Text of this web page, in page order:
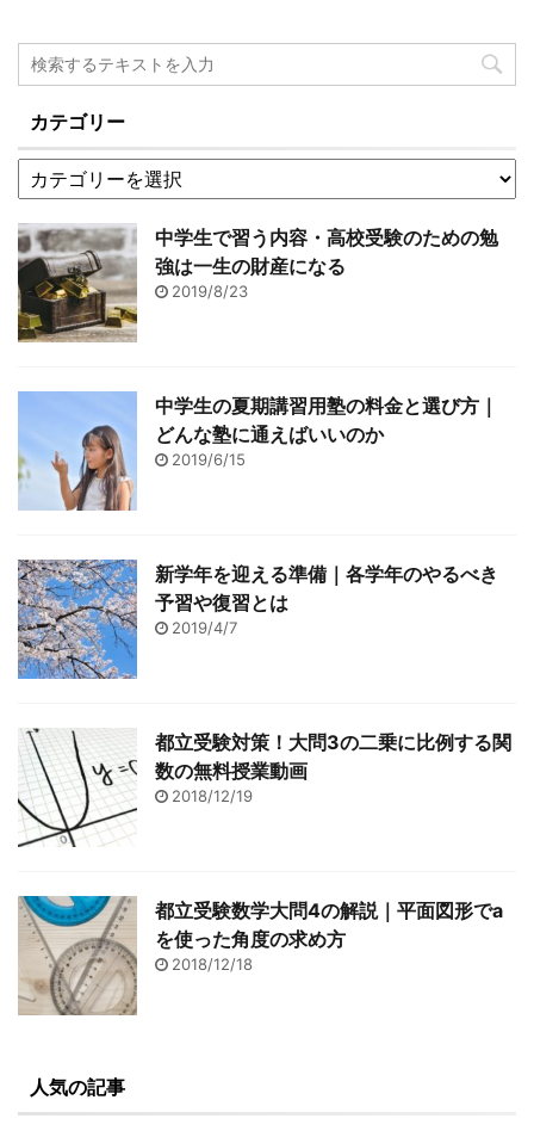
カテゴリー
中学生で習う内容・高校受験のための勉
強は一生の財産になる
2019/8/23
中学生の夏期講習用塾の料金と選び方｜
どんな塾に通えばいいのか
2019/6/15
新学年を迎える準備｜各学年のやるべき
予習や復習とは
2019/4/7
都立受験対策！大問3の二乗に比例する関
数の無料授業動画
2018/12/19
都立受験数学大問4の解説｜平面図形でa
を使った角度の求め方
2018/12/18
人気の記事